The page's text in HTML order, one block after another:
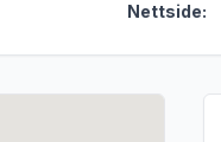
Nettside: